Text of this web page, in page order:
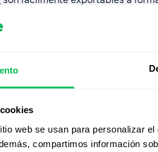
web se usan para personalizar
compartimos información